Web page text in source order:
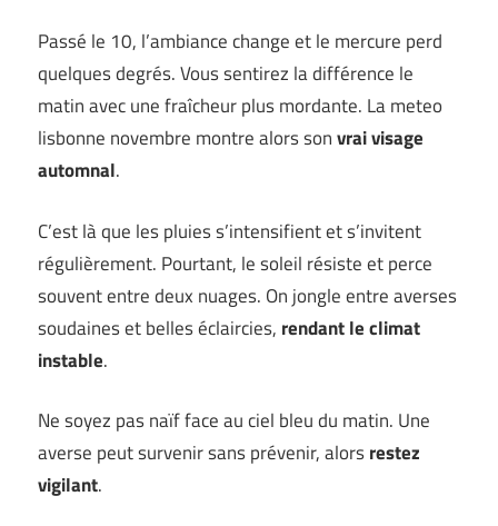
Passé le 10, l’ambiance change et le mercure perd
quelques degrés. Vous sentirez la différence le
matin avec une fraîcheur plus mordante. La meteo
lisbonne novembre montre alors sonvrai visage
automnal.
C’est là que les pluies s’intensifient et s’invitent
régulièrement. Pourtant, le soleil résiste et perce
souvent entre deux nuages. On jongle entre averses
soudaines et belles éclaircies, rendant le climat
instable.
Ne soyez pas naïf face au ciel bleu du matin. Une
averse peut survenir sans prévenir, alorsrestez
vigilant.